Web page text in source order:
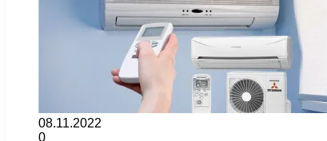
08.11.2022
0